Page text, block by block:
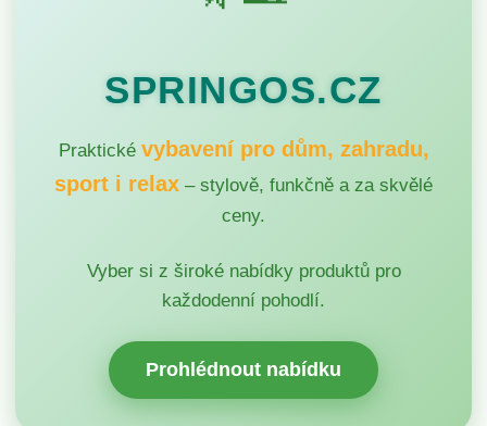
SPRINGOS.CZ
Praktické vybavení pro dům, zahradu,
sport i relax – stylově, funkčně a za skvělé
ceny.
Vyber si z široké nabídky produktů pro
každodenní pohodlí.
Prohlédnout nabídku